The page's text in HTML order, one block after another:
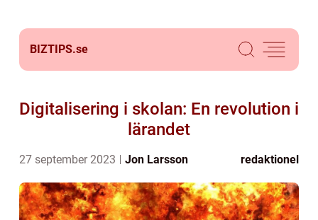
BIZTIPS.se
Digitalisering i skolan: En revolution i
lärandet
27 september 2023 Jon Larsson redaktionel